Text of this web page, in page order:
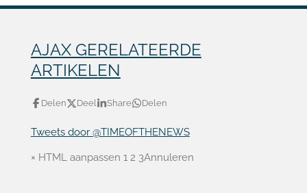
AJAX GERELATEERDE
ARTIKELEN
Delen Deel Share Delen
Tweets door @TIMEOFTHENEWS
× HTML aanpassen 1 2 3 ​ Annuleren